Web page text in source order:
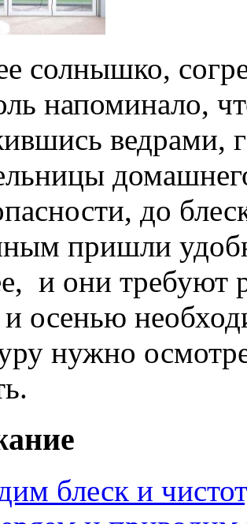
солнышко,
напоминало,
ведрами,
до
пришли
и они требуют
осенью
нужно
блеск и